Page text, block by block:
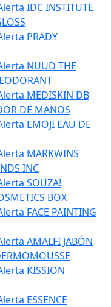
IDC INSTITUTE
PRADY
NUUD THE
MEDISKIN DB
DE MANOS
EMOJI EAU DE
MARKWINS
INC
SOUZA!
BOX
FACE PAINTING
AMALFI JABÓN
KISSION
ESSENCE